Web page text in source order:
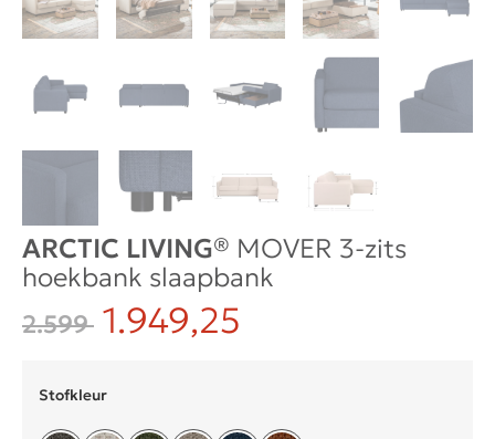
ARCTIC LIVING® MOVER 3-zits
hoekbank slaapbank
2.599 1.949,25
Stofkleur